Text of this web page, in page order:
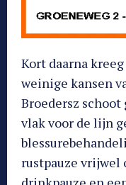
Kort daarna
weinige kansen
Broedersz
vlak voor de lijn
rustpauze vrijwel